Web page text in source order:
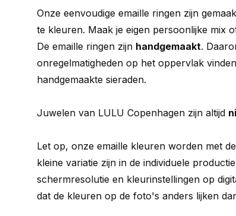
Onze eenvoudige emaille ringen zijn
te kleuren. Maak je eigen persoonlijke mix
De emaille ringen zijn handgemaakt.
onregelmatigheden op het oppervlak
handgemaakte sieraden.
Juwelen van LULU Copenhagen zijn altijd
Let op, onze emaille kleuren worden met
kleine variatie zijn in de individuele
schermresolutie en kleurinstellingen op
dat de kleuren op de foto's anders lijken